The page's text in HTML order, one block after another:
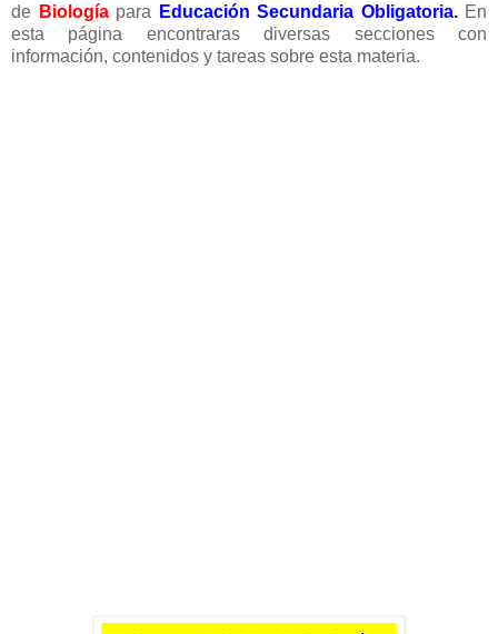
de Biología para Educación Secundaria Obligatoria.En
esta página encontraras diversas secciones con
información, contenidos y tareas sobre esta materia.